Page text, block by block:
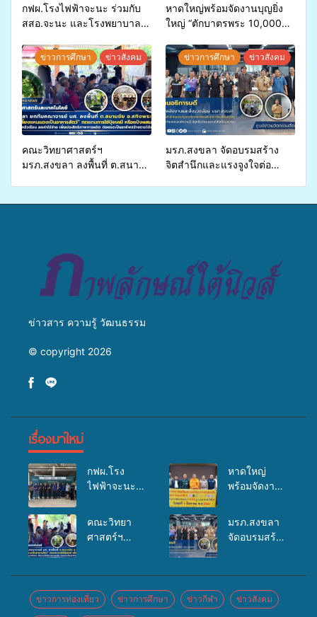
กฟผ.โรงไฟฟ้าจะนะ ร่วมกับ
สสอ.จะนะ และโรงพยาบาล
แพทย์เคลื่อนที่ ประจำปี 2569
หาดใหญ่พร้อมจัดงานบุญยิ่ง
ใหญ่ “ตักบาตรพระ 10,000
พ่อ” ปีที่ 23 รวมพลัง
พุทธศาสนิกชน 4 ประเทศ
สืบสานประเพณีแห่งศรัทธา
ข่าวการศึกษา ข่าวสังคม
คณะวิทยาศาสตร์ฯ
มรภ.สงขลา ลงพื้นที่ ต.สนาม
ข่าวการศึกษา ข่าวสังคม
มรภ.สงขลา จัดอบรมสร้าง
จิตสำนึกและแรงจูงใจต่อ
ข่าวสาร ความรู้ วัฒนธรรม
© copyright 2026
เรื่องมาใหม่
กฟผ.โรง
ไฟฟ้าจะนะ
สสอ.จะนะ
และโรง
จัดกิจกรรม
แพทย์เคลื่อนที่
ประจำปี
หาดใหญ่
พร้อมจัดงาน
10,000 รูป
พ่อ” ปีที่ 23
รวมพลัง
พุทธศาสนิกชน
คณะวิทยา
ศาสตร์ฯ
อ.สทิงพระ จัด
อบรม “การ
มรภ.สงขลา
จัดอบรมสร้าง
รับมือการ
เปลี่ยนแปลง
ข่าวการท่องเที่ยว ข่าวการศึกษา ข่าวกีฬา ข่าวสังคม